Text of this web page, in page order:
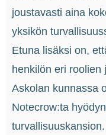
joustavasti aina
yksikön
Etuna lisäksi on,
henkilön eri roolien
Askolan kunnassa
Notecrow:ta